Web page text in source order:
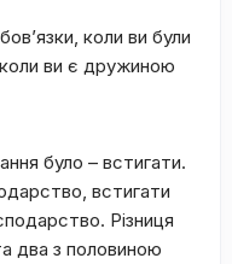
коли ви були
ви є дружиною
було – встигати.
встигати
Різниця
два з половиною